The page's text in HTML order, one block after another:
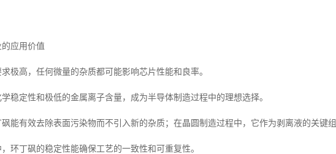
应用价值
极高，任何微量的杂质都可能影响芯片性能和良率。
稳定性和极低的金属离子含量，成为半导体制造过程中的理想选择。
能有效去除表面污染物而不引入新的杂质；在晶圆制造过程中，它作为剥离液的关键
环丁砜的稳定性能确保工艺的一致性和可重复性。